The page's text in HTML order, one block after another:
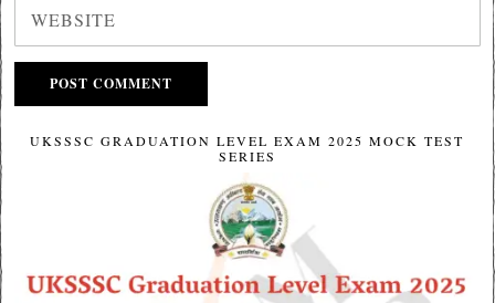
UKSSSC GRADUATION LEVEL EXAM 2025 MOCK TEST
SERIES